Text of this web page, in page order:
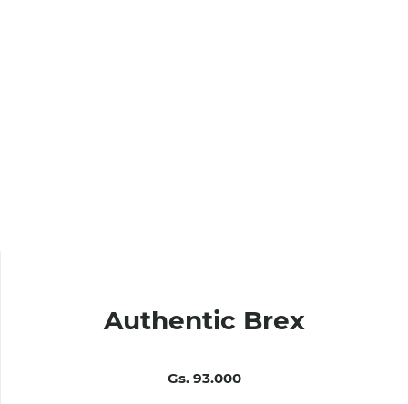
Authentic Brex
Gs. 93.000